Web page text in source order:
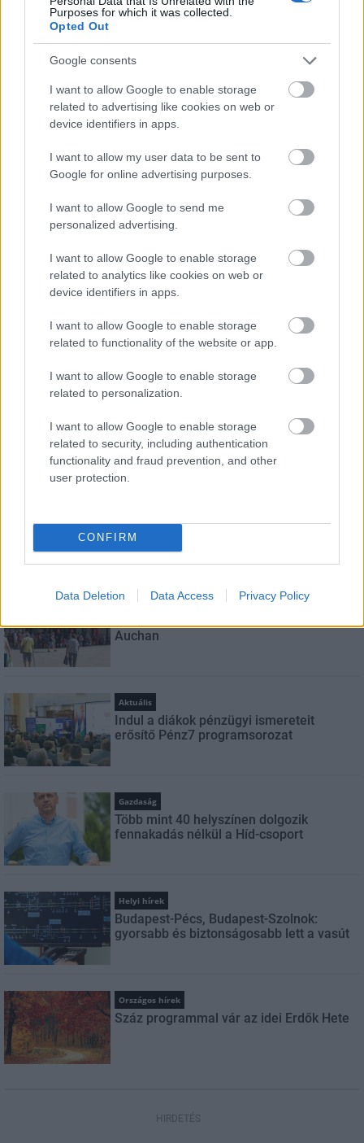
Purposes for which it was collected.
Opted Out
Google consents
I want to allow Google to enable storage
related to advertising like cookies on web or
device identifiers in apps.
I want to allow my user data to be sent to
Google for online advertising purposes.
I want to allow Google to send me
personalized advertising.
I want to allow Google to enable storage
related to analytics like cookies on web or
device identifiers in apps.
I want to allow Google to enable storage
related to functionality of the website or app.
I want to allow Google to enable storage
related to personalization.
I want to allow Google to enable storage
related to security, including authentication
functionality and fraud prevention, and other
user protection.
CONFIRM
Data Deletion Data Access Privacy Policy
iskoláját
Flórián téri felüljárón
Paks II.: Mit jelent az 5. blokk új
mérföldköve a felülvizsgálat
HÍRLEVÉL
E-mail cím
Feliratkozom a hírlevélre és elfogadom az
szabályzatot!
LEGNÉZETTEBB
Helyi hírek
Auchan
Aktuális
Indul a diákok pénzügyi ismereteit
erősítő Pénz7 programsorozat
Gazdaság
Több mint 40 helyszínen dolgozik
fennakadás nélkül a Híd-csoport
Helyi hírek
Budapest-Pécs, Budapest-Szolnok:
gyorsabb és biztonságosabb lett a vasút
Országos hírek
Száz programmal vár az idei Erdők Hete
HIRDETÉS